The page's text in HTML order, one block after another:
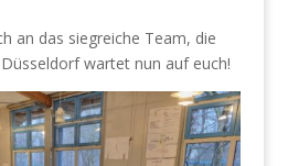
an das siegreiche Team, die
wartet nun auf euch!